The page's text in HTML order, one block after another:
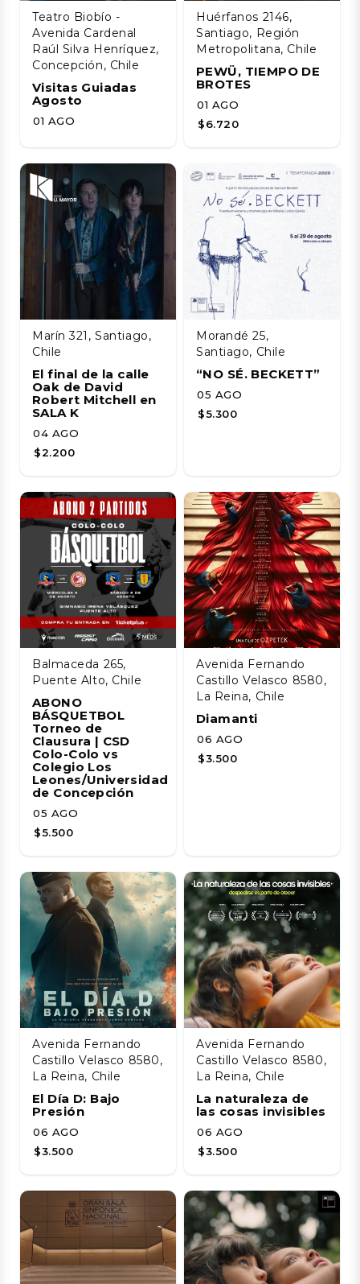
Teatro Biobío -
Avenida Cardenal
Raúl Silva Henríquez,
Concepción, Chile
Visitas Guiadas
Agosto
01 AGO
Huérfanos 2146,
Santiago, Región
Metropolitana, Chile
PEWÜ, TIEMPO DE
BROTES
01 AGO
$6.720
Marín 321, Santiago,
Chile
El final de la calle
Oak de David
Robert Mitchell en
SALA K
04 AGO
$2.200
Morandé 25,
Santiago, Chile
“NO SÉ. BECKETT”
05 AGO
$5.300
Balmaceda 265,
Puente Alto, Chile
ABONO
BÁSQUETBOL
Torneo de
Clausura | CSD
Colo-Colo vs
Colegio Los
Leones/Universidad
de Concepción
05 AGO
$5.500
Avenida Fernando
Castillo Velasco 8580,
La Reina, Chile
Diamanti
06 AGO
$3.500
Avenida Fernando
Castillo Velasco 8580,
La Reina, Chile
El Día D: Bajo
Presión
06 AGO
$3.500
Avenida Fernando
Castillo Velasco 8580,
La Reina, Chile
La naturaleza de
las cosas invisibles
06 AGO
$3.500